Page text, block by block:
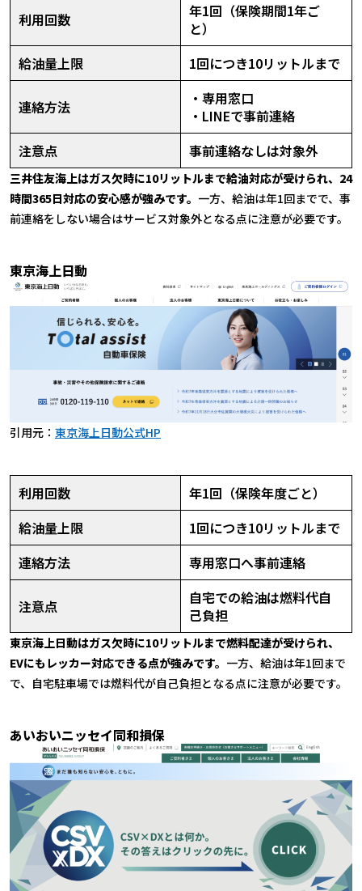
利用回数
年1回（保険期間1年ご
と）
給油量上限
1回につき10リットルまで
連絡方法
・専用窓口
・LINEで事前連絡
注意点
事前連絡なしは対象外
三井住友海上はガス欠時に10リットルまで給油対応が受けられ、24
時間365日対応の安心感が強みです。 一方、給油は年1回までで、事
前連絡をしない場合はサービス対象外となる点に注意が必要です。
東京海上日動
引用元： 東京海上日動公式HP
利用回数
年1回（保険年度ごと）
給油量上限
1回につき10リットルまで
連絡方法
専用窓口へ事前連絡
注意点
自宅での給油は燃料代自
己負担
東京海上日動はガス欠時に10リットルまで燃料配達が受けられ、
EVにもレッカー対応できる点が強みです。 一方、給油は年1回まで
で、自宅駐車場では燃料代が自己負担となる点に注意が必要です。
あいおいニッセイ同和損保